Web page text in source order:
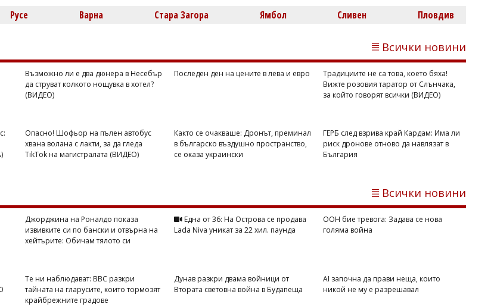
Георги РУСЧЕВ
Кардам: МВнР привика украинския
Последен ден на цените в лева и евро
Русе Варна Стара Загора Ямбол Сливен Пловдив
Всички новини
Възможно ли е два дюнера в Несебър
да струват колкото нощувка в хотел?
(ВИДЕО)
Последен ден на цените в лева и евро
Традициите не са това, което бяха!
Вижте розовия таратор от Слънчака,
за който говорят всички (ВИДЕО)
Опасно! Шофьор на пълен автобус
хвана волана с лакти, за да гледа
TikTok на магистралата (ВИДЕО)
Както се очакваше: Дронът, преминал
в българско въздушно пространство,
се оказа украински
ГЕРБ след взрива край Кардам: Има ли
риск дронове отново да навлязат в
България
Всички новини
Джорджина на Роналдо показа
извивките си по бански и отвърна на
хейтърите: Обичам тялото си
Една от 36: На Острова се продава
Lada Niva уникат за 22 хил. паунда
ООН бие тревога: Задава се нова
голяма война
Те ни наблюдават: BBC разкри
тайната на гларусите, които тормозят
крайбрежните градове
Дунав разкри двама войници от
Втората световна война в Будапеща
AI започна да прави неща, които
никой не му е разрешавал